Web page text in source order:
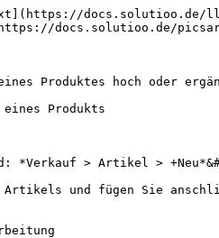
docs.solutioo.de/
docs.solutioo.de/
Produktes hoch oder
Produkts
*Verkauf > Artikel >
und fügen Sie